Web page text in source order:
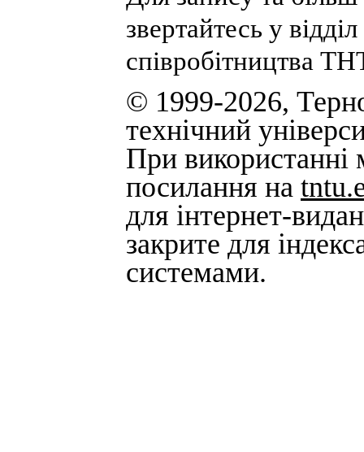
звертайтесь у
співробітництва
© 1999-2026,
технічний
При використанні
посилання на
для інтернет-
закрите для
системами.